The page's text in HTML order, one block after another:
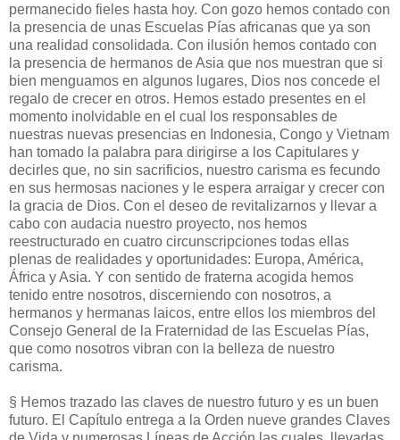
permanecido fieles hasta hoy. Con gozo hemos contado con
la presencia de unas Escuelas Pías africanas que ya son
una realidad consolidada. Con ilusión hemos contado con
la presencia de hermanos de Asia que nos muestran que si
bien menguamos en algunos lugares, Dios nos concede el
regalo de crecer en otros. Hemos estado presentes en el
momento inolvidable en el cual los responsables de
nuestras nuevas presencias en Indonesia, Congo y Vietnam
han tomado la palabra para dirigirse a los Capitulares y
decirles que, no sin sacrificios, nuestro carisma es fecundo
en sus hermosas naciones y le espera arraigar y crecer con
la gracia de Dios. Con el deseo de revitalizarnos y llevar a
cabo con audacia nuestro proyecto, nos hemos
reestructurado en cuatro circunscripciones todas ellas
plenas de realidades y oportunidades: Europa, América,
África y Asia. Y con sentido de fraterna acogida hemos
tenido entre nosotros, discerniendo con nosotros, a
hermanos y hermanas laicos, entre ellos los miembros del
Consejo General de la Fraternidad de las Escuelas Pías,
que como nosotros vibran con la belleza de nuestro
carisma.
§ Hemos trazado las claves de nuestro futuro y es un buen
futuro. El Capítulo entrega a la Orden nueve grandes Claves